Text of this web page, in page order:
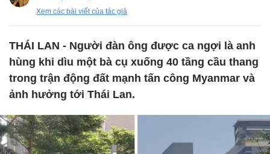
Xem các bài viết của tác giả
THÁI LAN - Người đàn ông được ca ngợi là anh
hùng khi dìu một bà cụ xuống 40 tầng cầu thang
trong trận động đất mạnh tấn công Myanmar và
ảnh hưởng tới Thái Lan.